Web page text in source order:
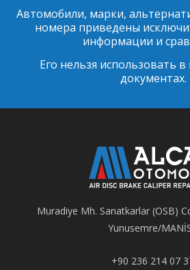
Автомобили, марки,
номера приведены
информации и
Его нельзя использовать
документах.
Muradiye Mh. Sanatkarlar (OSB)
Yunusemre/
+90 236 214 07